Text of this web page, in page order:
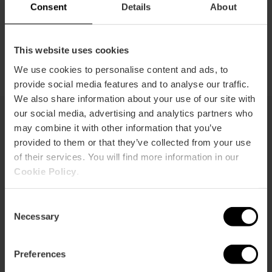
Consent Details About
This website uses cookies
We use cookies to personalise content and ads, to
provide social media features and to analyse our traffic.
We also share information about your use of our site with
our social media, advertising and analytics partners who
may combine it with other information that you’ve
provided to them or that they’ve collected from your use
of their services. You will find more information in our
Cookie Policy
Selection
Necessary
Preferences
Sie können auch interessiert sein